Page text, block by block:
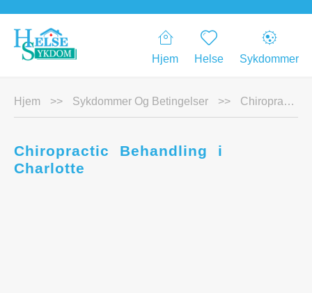
Hjem Helse Sykdommer
Hjem >> Sykdommer Og Betingelser >> Chiropractic Behandling i Charlotte
Chiropractic Behandling i
Charlotte